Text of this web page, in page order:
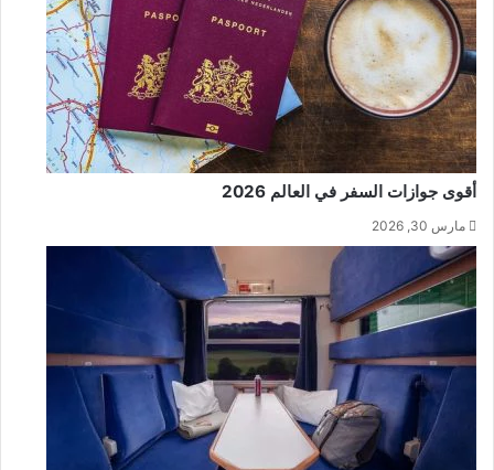
أقوى جوازات السفر في العالم 2026
مارس 30, 2026